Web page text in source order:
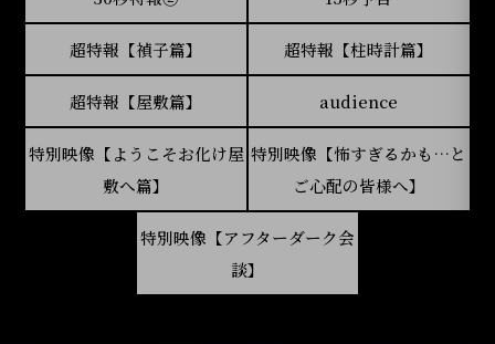
超特報【禎子篇】 超特報【柱時計篇】
超特報【屋敷篇】 audience
特別映像【ようこそお化け屋
敷へ篇】
特別映像【怖すぎるかも…と
ご心配の皆様へ】
特別映像【アフターダーク会
談】